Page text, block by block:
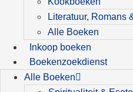
Literatuur, Romans
Alle Boeken
Inkoop boeken
Boekenzoekdienst
Alle Boeken